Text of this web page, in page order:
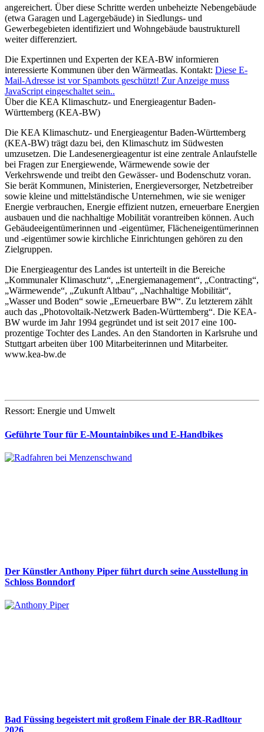
angereichert. Über diese Schritte werden unbeheizte Nebengebäude
(etwa Garagen und Lagergebäude) in Siedlungs- und
Gewerbegebieten identifiziert und Wohngebäude baustrukturell
weiter differenziert.
Die Expertinnen und Experten der KEA-BW informieren
interessierte Kommunen über den Wärmeatlas. Kontakt: Diese E-
Mail-Adresse ist vor Spambots geschützt! Zur Anzeige muss
JavaScript eingeschaltet sein..
Über die KEA Klimaschutz- und Energieagentur Baden-
Württemberg (KEA-BW)
Die KEA Klimaschutz- und Energieagentur Baden-Württemberg
(KEA-BW) trägt dazu bei, den Klimaschutz im Südwesten
umzusetzen. Die Landesenergieagentur ist eine zentrale Anlaufstelle
bei Fragen zur Energiewende, Wärmewende sowie der
Verkehrswende und treibt den Gewässer- und Bodenschutz voran.
Sie berät Kommunen, Ministerien, Energieversorger, Netzbetreiber
sowie kleine und mittelständische Unternehmen, wie sie weniger
Energie verbrauchen, Energie effizient nutzen, erneuerbare Energien
ausbauen und die nachhaltige Mobilität vorantreiben können. Auch
Gebäudeeigentümerinnen und -eigentümer, Flächeneigentümerinnen
und -eigentümer sowie kirchliche Einrichtungen gehören zu den
Zielgruppen.
Die Energieagentur des Landes ist unterteilt in die Bereiche
„Kommunaler Klimaschutz“, „Energiemanagement“, „Contracting“,
„Wärmewende“, „Zukunft Altbau“, „Nachhaltige Mobilität“,
„Wasser und Boden“ sowie „Erneuerbare BW“. Zu letzterem zählt
auch das „Photovoltaik-Netzwerk Baden-Württemberg“. Die KEA-
BW wurde im Jahr 1994 gegründet und ist seit 2017 eine 100-
prozentige Tochter des Landes. An den Standorten in Karlsruhe und
Stuttgart arbeiten über 100 Mitarbeiterinnen und Mitarbeiter.
www.kea-bw.de
Ressort: Energie und Umwelt
Geführte Tour für E-Mountainbikes und E-Handbikes
Der Künstler Anthony Piper führt durch seine Ausstellung in
Schloss Bonndorf
Bad Füssing begeistert mit großem Finale der BR-Radltour
2026